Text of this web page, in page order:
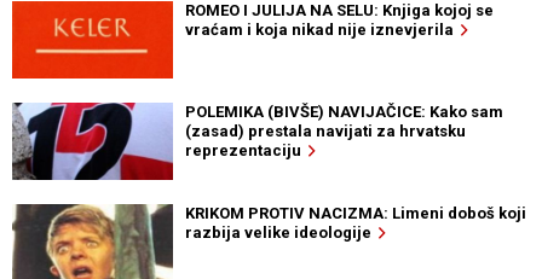
ROMEO I JULIJA NA SELU: Knjiga kojoj se
vraćam i koja nikad nije iznevjerila
POLEMIKA (BIVŠE) NAVIJAČICE: Kako sam
(zasad) prestala navijati za hrvatsku
reprezentaciju
KRIKOM PROTIV NACIZMA: Limeni doboš koji
razbija velike ideologije